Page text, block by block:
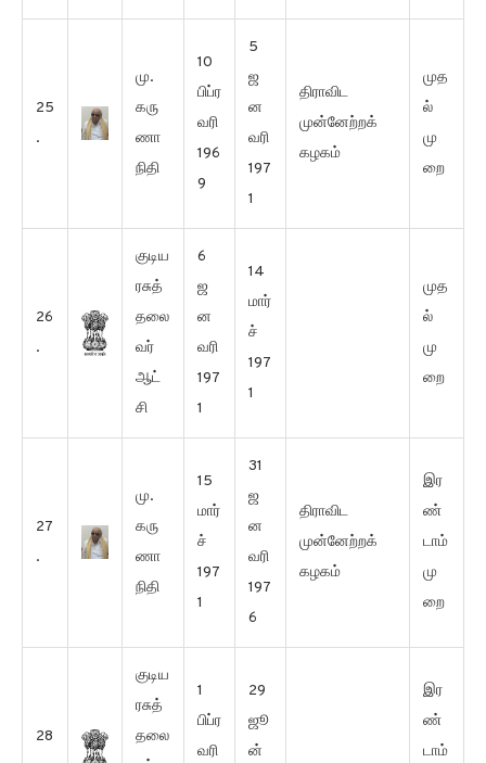
25
.
மு.
கரு
ணா
நிதி
10
பிப்ர
வரி
196
9
5
ஜ
ன
வரி
197
1
திராவிட
முன்னேற்றக்
கழகம்
முத
ல்
மு
றை
26
.
குடிய
ரசுத்
தலை
வர்
ஆட்
சி
6
ஜ
ன
வரி
197
1
14
மார்
ச்
197
1
முத
ல்
மு
றை
27
.
மு.
கரு
ணா
நிதி
15
மார்
ச்
197
1
31
ஜ
ன
வரி
197
6
திராவிட
முன்னேற்றக்
கழகம்
இர
ண்
டாம்
மு
றை
28
குடிய
ரசுத்
தலை
1
பிப்ர
வரி
29
ஜூ
ன்
இர
ண்
டாம்